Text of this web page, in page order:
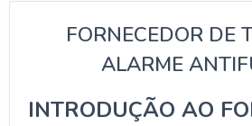
FORNECEDOR DE
ALARME
INTRODUÇÃO AO